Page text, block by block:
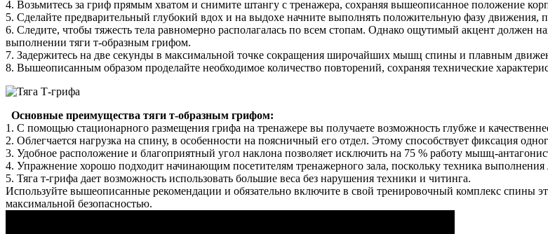
4. Возьмитесь за гриф прямым хватом и снимите штангу с тренажера, сохраняя вышеописанное положение
5. Сделайте предварительный глубокий вдох и на выдохе начните выполнять положительную фазу
6. Следите, чтобы тяжесть тела равномерно располагалась по всем стопам. Однако ощутимый акцент должен
выполнении тяги т-образным грифом.
7. Задержитесь на две секунды в максимальной точке сокращения широчайших мышц спины и плавным
8. Вышеописанным образом проделайте необходимое количество повторений, сохраняя технические
Основные преимущества тяги т-образным грифом:
1. С помощью стационарного размещения грифа на тренажере вы получаете возможность глубже и
2. Облегчается нагрузка на спину, в особенности на поясничный его отдел. Этому способствует фиксация
3. Удобное расположение и благоприятный угол наклона позволяет исключить на 75 % работу мышц-
4. Упражнение хорошо подходит начинающим посетителям тренажерного зала, поскольку техника выполнения
5. Тяга т-грифа дает возможность использовать большие веса без нарушения техники и читинга.
Используйте вышеописанные рекомендации и обязательно включите в свой тренировочный комплекс спины
максимальной безопасностью.